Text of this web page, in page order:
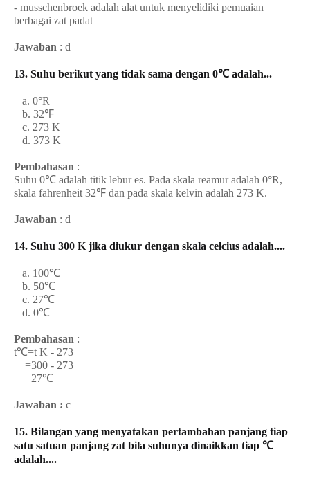
- musschenbroek adalah alat untuk menyelidiki pemuaian
berbagai zat padat
Jawaban : d
13. Suhu berikut yang tidak sama dengan 0℃ adalah...
a. 0°R
b. 32℉
c. 273 K
d. 373 K
Pembahasan :
Suhu 0℃ adalah titik lebur es. Pada skala reamur adalah 0°R,
skala fahrenheit 32℉ dan pada skala kelvin adalah 273 K.
Jawaban : d
14. Suhu 300 K jika diukur dengan skala celcius adalah....
a. 100℃
b. 50℃
c. 27℃
d. 0℃
Pembahasan :
t℃=t K - 273
=300 - 273
=27℃
Jawaban : c
15. Bilangan yang menyatakan pertambahan panjang tiap
satu satuan panjang zat bila suhunya dinaikkan tiap ℃
adalah....